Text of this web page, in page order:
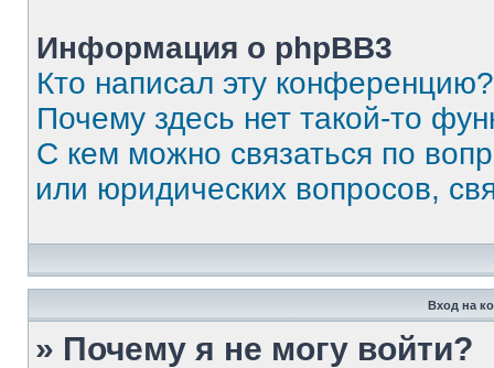
Информация о phpBB3
Кто написал эту конференцию?
Почему здесь нет такой-то
С кем можно связаться по
или юридических вопросов,
Вход на
» Почему я не могу войти?